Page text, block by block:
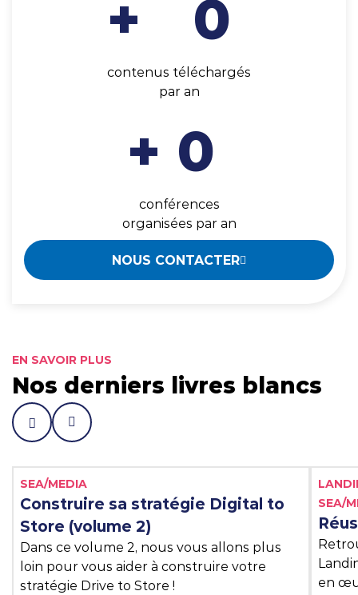
+ 0
contenus téléchargés
par an
+ 0
conférences
organisées par an
NOUS CONTACTER
EN SAVOIR PLUS
Nos derniers livres blancs
Liste des tags
SEA/MEDIA
Construire sa stratégie Digital to
Store (volume 2)
Dans ce volume 2, nous vous allons plus
loin pour vous aider à construire votre
stratégie Drive to Store !
Liste
SEA/
en